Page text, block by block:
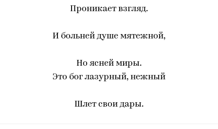
Проникает взгляд.
И больней душе мятежной,
Но ясней миры.
Это бог лазурный, нежный
Шлет свои дары.